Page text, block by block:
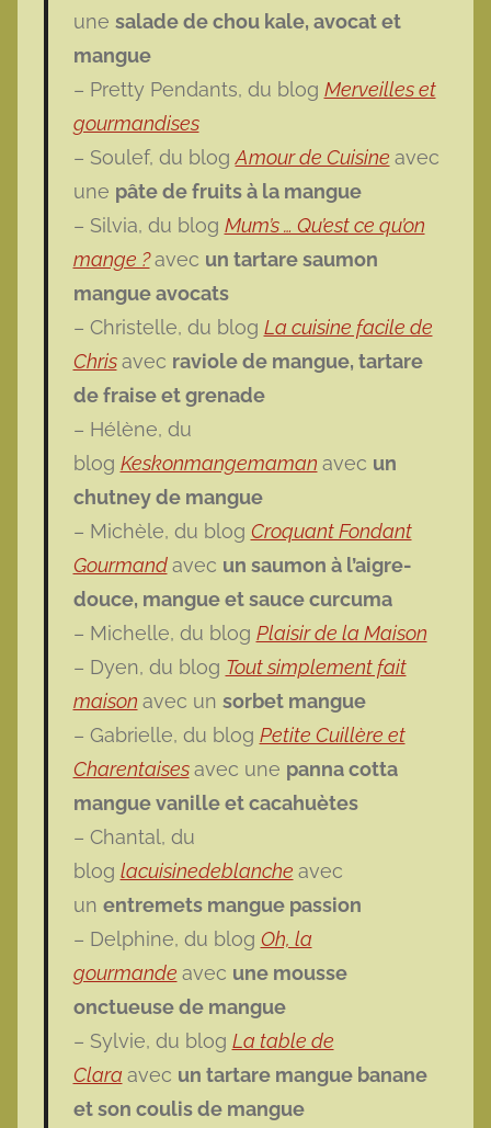
une salade de chou kale, avocat et
mangue
– Pretty Pendants, du blog Merveilles et
gourmandises
– Soulef, du blogAmour de Cuisine avec
une pâte de fruits à la mangue
– Silvia, du blog Mum’s … Qu’est ce qu’on
mange ? avec un tartare saumon
mangue avocats
– Christelle, du blog La cuisine facile de
Chris avec raviole de mangue, tartare
de fraise et grenade
– Hélène, du
blog Keskonmangemaman avec un
chutney de mangue
– Michèle, du blog Croquant Fondant
Gourmand avec un saumon à l’aigre-
douce, mangue et sauce curcuma
– Michelle, du blog Plaisir de la Maison
– Dyen, du blog Tout simplement fait
maison avec un sorbet mangue
– Gabrielle, du blog Petite Cuillère et
Charentaises avec une panna cotta
mangue vanille et cacahuètes
– Chantal, du
blog lacuisinedeblanche avec
un entremets mangue passion
– Delphine, du blog Oh, la
gourmande avec une mousse
onctueuse de mangue
– Sylvie, du blog La table de
Clara avec un tartare mangue banane
et son coulis de mangue